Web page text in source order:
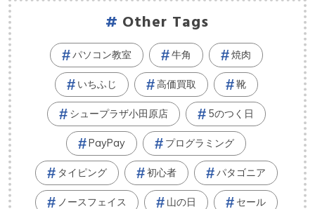
Other Tags
パソコン教室 牛角 焼肉
いちふじ 高価買取 靴
シュープラザ小田原店 5のつく日
PayPay プログラミング
タイピング 初心者 パタゴニア
ノースフェイス 山の日 セール